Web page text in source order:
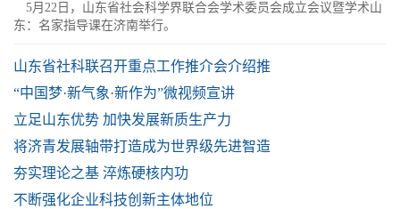
5月22日，山东省社会科学界联合会学术委员会成立会议暨学术山
东：名家指导课在济南举行。
山东省社科联召开重点工作推介会介绍推
“中国梦·新气象·新作为”微视频宣讲
立足山东优势 加快发展新质生产力
将济青发展轴带打造成为世界级先进智造
夯实理论之基 淬炼硬核内功
不断强化企业科技创新主体地位